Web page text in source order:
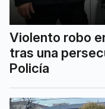
Violento robo
tras una
Policía